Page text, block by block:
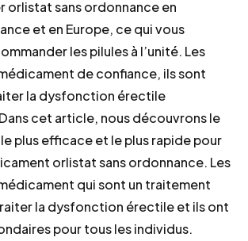
orlistat sans ordonnance en
et en Europe, ce qui vous
les pilules à l’unité. Les
de confiance, ils sont
la dysfonction érectile
cet article, nous découvrons le
plus efficace et le plus rapide pour
orlistat sans ordonnance. Les
qui sont un traitement
la dysfonction érectile et ils ont
pour tous les individus.